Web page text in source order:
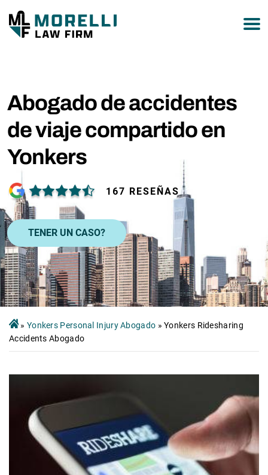
Abogado de accidentes
de viaje compartido en
Yonkers
167 RESEÑAS
TENER UN CASO?
» Yonkers Personal Injury Abogado »Yonkers Ridesharing
Accidents Abogado